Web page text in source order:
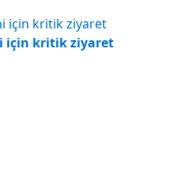
için kritik ziyaret